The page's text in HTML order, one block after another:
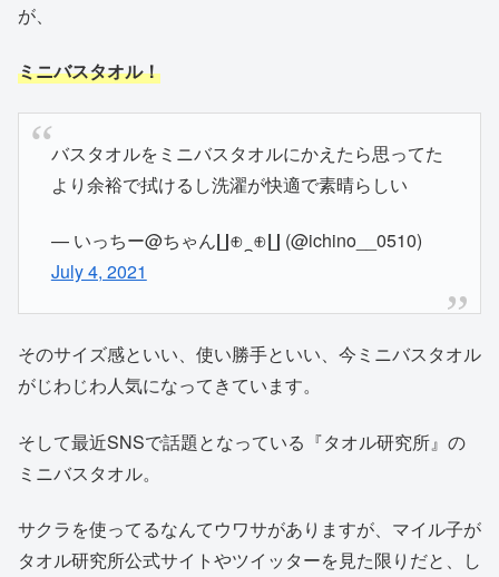
が、
ミニバスタオル！
バスタオルをミニバスタオルにかえたら思ってた
より余裕で拭けるし洗濯が快適で素晴らしい
— いっちー@ちゃん∐⊕⁔⊕∐ (@ichino__0510)
July 4, 2021
そのサイズ感といい、使い勝手といい、今ミニバスタオル
がじわじわ人気になってきています。
そして最近SNSで話題となっている『タオル研究所』の
ミニバスタオル。
サクラを使ってるなんてウワサがありますが、マイル子が
タオル研究所公式サイトやツイッターを見た限りだと、し